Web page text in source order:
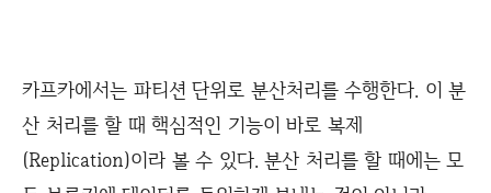
카프카에서는 파티션 단위로 분산처리를 수행한다. 이 분
산 처리를 할 때 핵심적인 기능이 바로 복제
(Replication)이라 볼 수 있다. 분산 처리를 할 때에는 모